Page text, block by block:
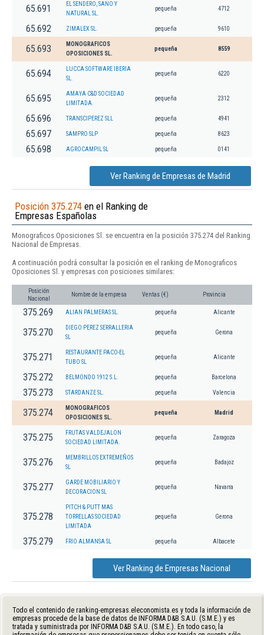
65.691
EL SENDERO, SANO Y
NATURAL SL.
pequeña 4712
65.692 ZIMALEX SL. pequeña 9610
65.693
MONOGRAFICOS
OPOSICIONES SL.
pequeña 8559
65.694
LUCCA SOFTWARE IBERIA
SL.
pequeña 6220
65.695
AMAYA C&D SOCIEDAD
LIMITADA.
pequeña 2312
65.696 TRANSCIPEREZ SLL pequeña 4941
65.697 SAMPRO SLP pequeña 8623
65.698 AGROCAMPIL SL pequeña 0141
Ver Ranking de Empresas de Madrid
Posición 375.274 en el Ranking de
Empresas Españolas
Monograficos Oposiciones Sl. se encuentra en la posición 375.274 del Ranking
Nacional de Empresas.
A continuación podrá consultar la posición en el ranking de Monograficos
Oposiciones Sl. y empresas con posiciones similares:
Posición
Nacional
Nombre de la empresa Ventas (€) Provincia
375.269 ALIAN PALMERAS SL. pequeña Alicante
375.270
DIEGO PEREZ SERRALLERIA
SL
pequeña Gerona
375.271
RESTAURANTE PACO-EL
TUBO SL
pequeña Alicante
375.272 BELMONDO 1912 S.L. pequeña Barcelona
375.273 STARDANZE SL. pequeña Valencia
375.274
MONOGRAFICOS
OPOSICIONES SL.
pequeña Madrid
375.275
FRUTAS VALDEJALON
SOCIEDAD LIMITADA.
pequeña Zaragoza
375.276
MEMBRILLOS EXTREMEÑOS
SL
pequeña Badajoz
375.277
GARDE MOBILIARIO Y
DECORACION SL
pequeña Navarra
375.278
PITCH & PUTT MAS
TORRELLAS SOCIEDAD
LIMITADA
pequeña Gerona
375.279 FRIO ALMANSA SL pequeña Albacete
Ver Ranking de Empresas Nacional
Todo el contenido de ranking-empresas.eleconomista.es y toda la información de
empresas procede de la base de datos de INFORMA D&B S.A.U. (S.M.E.) y es
tratada y suministrada por INFORMA D&B S.A.U. (S.M.E.). En todo caso, la